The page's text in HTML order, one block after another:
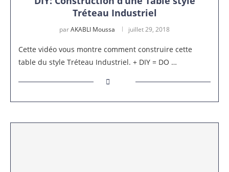
Tréteau Industriel
parAKABLI Moussa juillet 29, 2018
Cette vidéo vous montre comment construire cette
table du style Tréteau Industriel. + DIY = DO …